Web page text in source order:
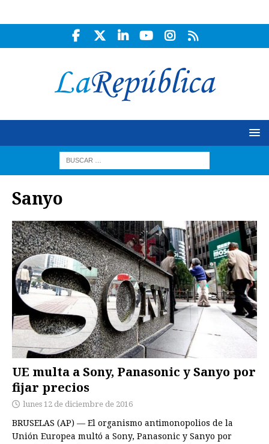
Sanyo
UE multa a Sony, Panasonic y Sanyo por
fijar precios
lunes 12 de diciembre de 2016
BRUSELAS (AP) — El organismo antimonopolios de la
Unión Europea multó a Sony, Panasonic y Sanyo por